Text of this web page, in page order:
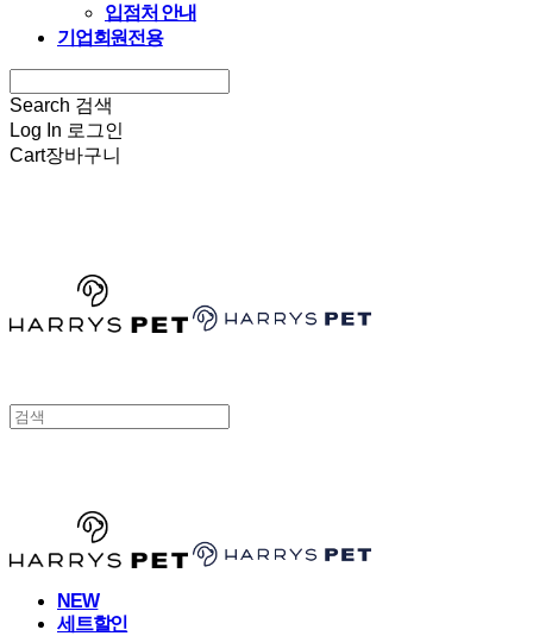
입점처 안내
기업회원전용
Search 검색
Log In 로그인
Cart장바구니
NEW
세트할인